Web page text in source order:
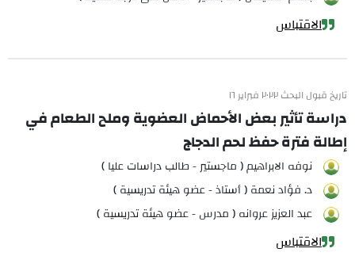
الاقتباس
تاريخ قبول البحث ٢٠٢٢ فبراير ١٦
دراسة تأثير بعض الأحماض العضوية وملح الطعام في
إطالة فترة حفظ لحم الدجاج
نوفه الابراهيم ( ماجستير - طالب دراسات عليا )
د. فؤاد نعمة ( أستاذ - عضو هيئة تدريسية )
عبد العزيز عروانه ( مدرس - عضو هيئة تدريسية )
الاقتباس